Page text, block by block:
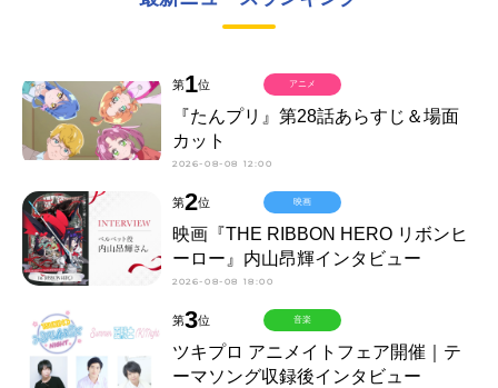
第1位
『たんプリ』第28話あらすじ＆場面
カット
2026-08-08 12:00
アニメ
第2位
映画『THE RIBBON HERO リボンヒ
ーロー』内山昂輝インタビュー
2026-08-08 18:00
映画
第3位
ツキプロ アニメイトフェア開催｜テ
ーマソング収録後インタビュー
音楽